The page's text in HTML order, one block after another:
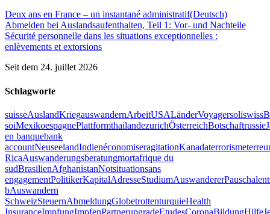
Deux ans en France – un instantané administratif(Deutsch)
Abmelden bei Auslandsaufenthalten, Teil 1: Vor- und Nachteile
Sécurité personnelle dans les situations exceptionnelles :
enlèvements et extorsions
Seit dem 24. juillet 2026
Schlagworte
suisseAuslandKriegauswandernArbeitUSALänderVoyagersoliswiss
soiMexikoespagnePlattformthailandezurichÖsterreichBotschaftrussie
en banquebank
accountNeuseelandIndienéconomiseragitationKanadaterrorisme
RicaAuswanderungsberatungmortafrique du
sudBrasilienAfghanistanNotsituationsans
engagementPolitikerKapitalAdresseStudiumAuswanderer
bAuswandern
SchweizSteuernAbmeldungGlobetrottenturquieHealth
InsuranceImpfungImpfenPartnerupgradeEtudesCoronaBildungHilfe